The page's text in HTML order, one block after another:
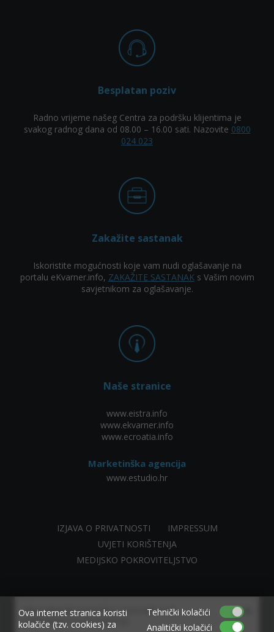
Allow www.ekvarner.info to send web push
notifications to your desktop.
×
Besplatan poziv
Radno vrijeme našeg Centra za podršku klijentima je
svakog radnog dana od 08.00 – 16.00 sati. Nazovite 0800
024 023
Zakažite sastanak
Iskoristite mogućnosti koje vam nudi oglašavanje na
portalu eKvarner.info, ZAKAŽITE SASTANAKs Vašim novim
savjetnikom za oglašavanje.
Naše stranice
www.eistra.info
www.ekvarner.info
www.ecroatia.info
Marketinška agencija
www.estudio.hr
IZJAVA O PRIVATNOSTI
IMPRESSUM
UVJETI KORIŠTENJA
MEDIJSKO POKROVITELJSTVO
Ova internet stranica koristi
kolačiće (tzv. cookies) za
Tehnički kolačići
Analitički kolačići